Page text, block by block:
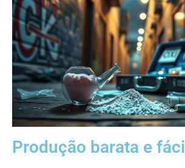
Produção barata e fácil